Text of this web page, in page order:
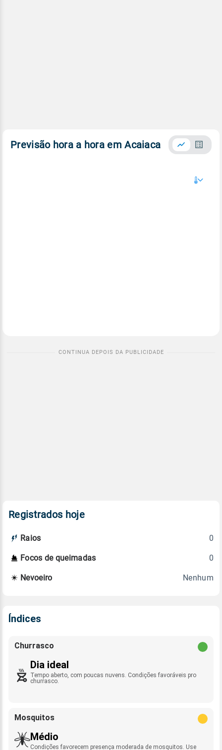
Previsão hora a hora em Acaiaca
Registrados hoje
Raios 0
Focos de queimadas 0
Nevoeiro Nenhum
Índices
Churrasco
Dia ideal
Tempo aberto, com poucas nuvens. Condições favoráveis pro
churrasco.
Mosquitos
Médio
Condições favorecem presença moderada de mosquitos. Use